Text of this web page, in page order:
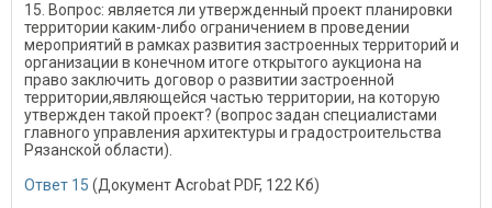
15. Вопрос: является ли утвержденный проект планировки
территории каким-либо ограничением в проведении
мероприятий в рамках развития застроенных территорий и
организации в конечном итоге открытого аукциона на
право заключить договор о развитии застроенной
территории,являющейся частью территории, на которую
утвержден такой проект? (вопрос задан специалистами
главного управления архитектуры и градостроительства
Рязанской области).
Ответ 15 (Документ Acrobat PDF, 122 Кб)